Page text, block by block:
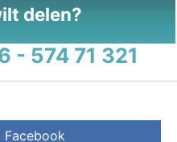
delen?
- 574 71 321
Facebook